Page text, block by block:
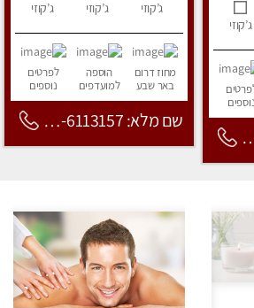
ג’קוזי
נוספים
6113157
ג’קוזי ג’קוזי ג’קוזי
מחוז דרום
באר שבע
הוספה
למועדפים
לפרטים
נוספים
שם מלא: 053-6113157